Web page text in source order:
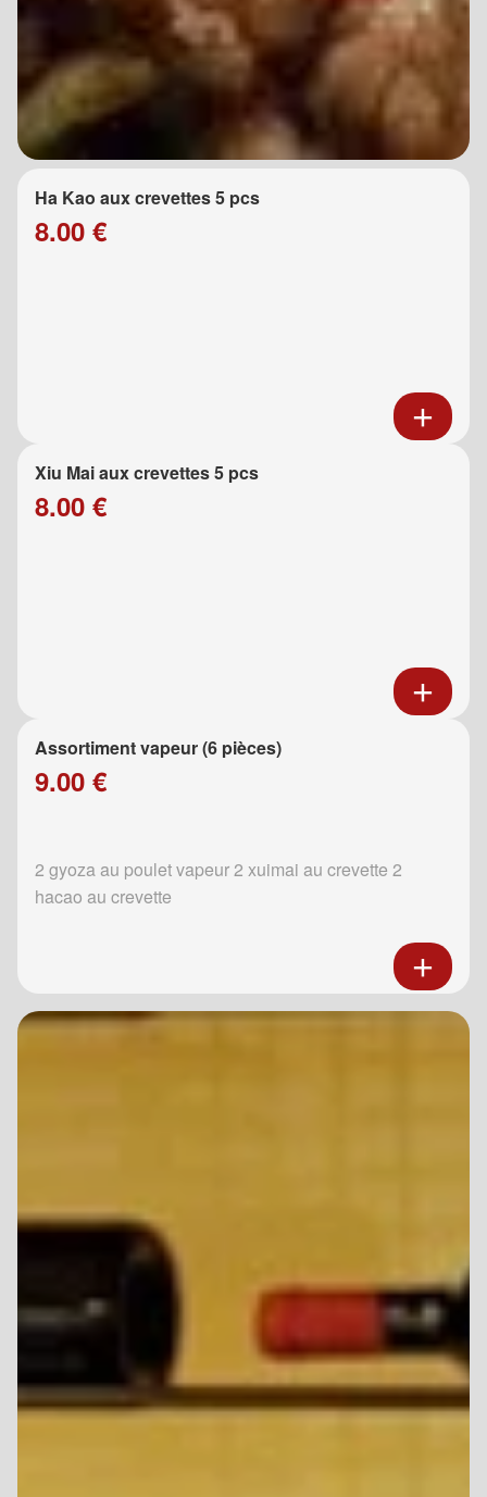
Ha Kao aux crevettes 5 pcs
8.00 €
Xiu Mai aux crevettes 5 pcs
8.00 €
Assortiment vapeur (6 pièces)
9.00 €
2 gyoza au poulet vapeur 2 xuimai au crevette 2
hacao au crevette